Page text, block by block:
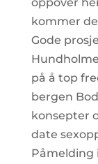
kommer
Gode
på å top
bergen
konsepter
date
Påmelding